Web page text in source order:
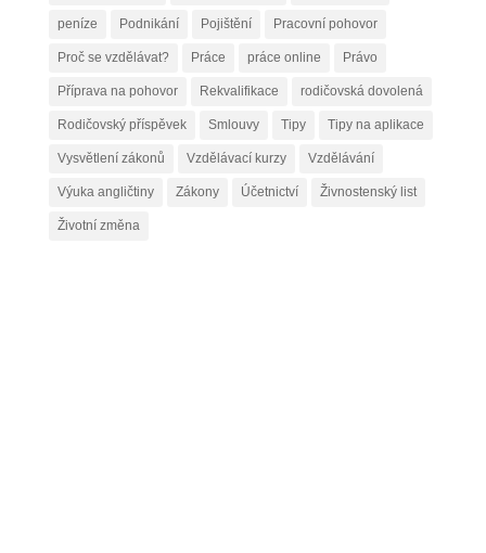
peníze Podnikání Pojištění Pracovní pohovor
Proč se vzdělávat? Práce práce online Právo
Příprava na pohovor Rekvalifikace rodičovská dovolená
Rodičovský příspěvek Smlouvy Tipy Tipy na aplikace
Vysvětlení zákonů Vzdělávací kurzy Vzdělávání
Výuka angličtiny Zákony Účetnictví Živnostenský list
Životní změna